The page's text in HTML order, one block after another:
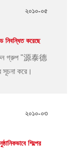
২০১০-০৫
নিবন্ধিত করেছে
গ্রুপ "源泰德
সূচনা করে।
২০১০-০৩
শিল্পের